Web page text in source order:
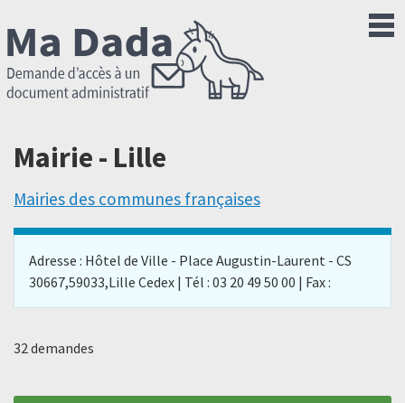
Mairie - Lille
Mairies des communes françaises
Adresse : Hôtel de Ville - Place Augustin-Laurent - CS
30667,59033,Lille Cedex | Tél : 03 20 49 50 00 | Fax :
32 demandes